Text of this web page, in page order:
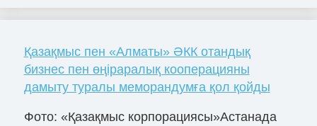
Қазақмыс пен «Алматы» ӘКК отандық
бизнес пен өңіраралық кооперацияны
дамыту туралы меморандумға қол қойды
Фото: «Қазақмыс корпорациясы»Астанада